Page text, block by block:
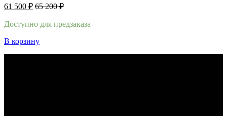
61 500 ₽ 65 200₽
Доступно для предзаказа
В корзину